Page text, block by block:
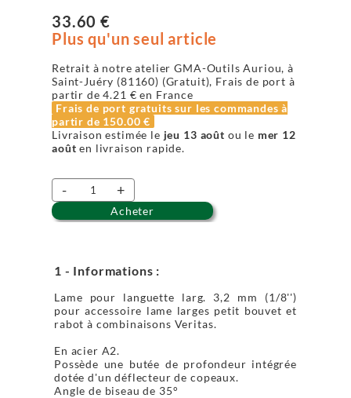
33.60 €
Plus qu'un seul article
Retrait à notre atelier GMA-Outils Auriou, à
Saint-Juéry (81160) (Gratuit), Frais de port à
partir de4.21 € en France
Frais de port gratuits sur les commandes à
partir de 150.00 €
Livraison estimée le jeu 13 août ou le mer 12
août en livraison rapide.
- +
Acheter
1 - Informations :
Lame pour languette larg. 3,2 mm (1/8'')
pour accessoire lame larges petit bouvet et
rabot à combinaisons Veritas.
En acier A2.
Possède une butée de profondeur intégrée
dotée d'un déflecteur de copeaux.
Angle de biseau de 35°